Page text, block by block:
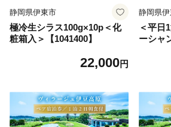
静岡県伊東市
極冷生シラス100g×10p＜化
粧箱入＞【1041400】
22,000円
静岡県
＜平日
ーシャ